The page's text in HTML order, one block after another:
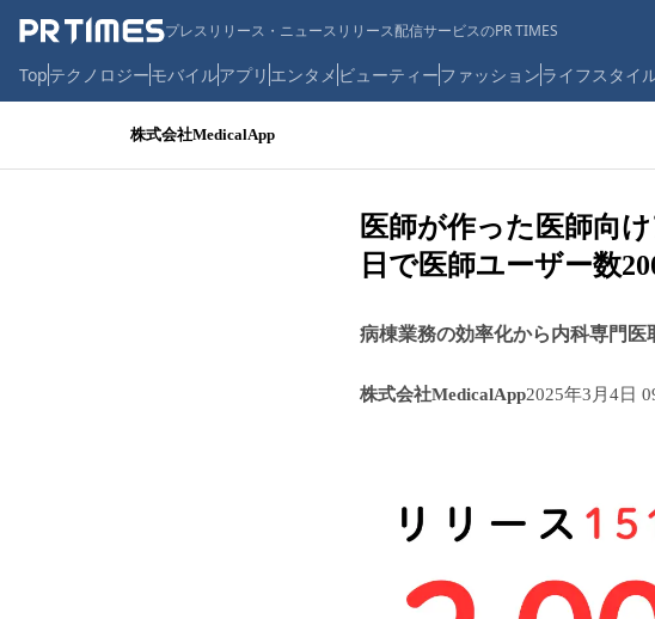
プレスリリース・ニュースリリース配信サービスのPR TIMES
Topテクノロジーモバイルアプリ エンタメ ビューティーファッションライフスタイ
株式会社MedicalApp
医師が作った医師向
日で医師ユーザー数
病棟業務の効率化から内科専門
株式会社MedicalApp2025年3月4日